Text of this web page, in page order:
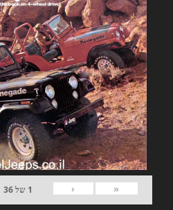
«
‹
1 של36